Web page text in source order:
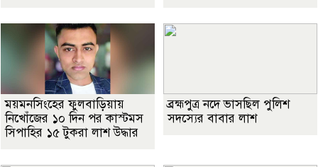
ময়মনসিংহের ফুলবাড়িয়ায়
নিখোঁজের ১০ দিন পর কাস্টমস
সিপাহির ১৫ টুকরা লাশ উদ্ধার
ব্রহ্মপুত্র নদে ভাসছিল পুলিশ
সদস্যের বাবার লাশ